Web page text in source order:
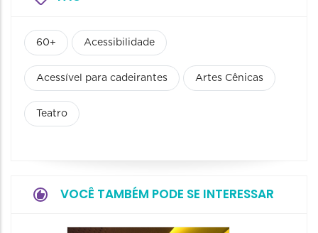
60+ Acessibilidade
Acessível para cadeirantes Artes Cênicas
Teatro
VOCÊ TAMBÉM PODE SE INTERESSAR